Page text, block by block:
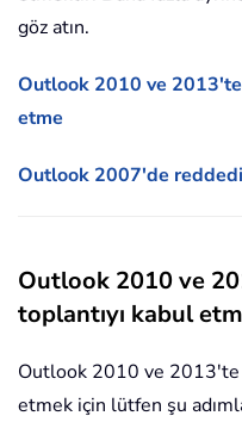
göz atın.
Outlook 2010 ve
etme
Outlook 2007'de
Outlook 2010 ve
toplantıyı kabul
Outlook 2010 ve 2013'te
etmek için lütfen şu